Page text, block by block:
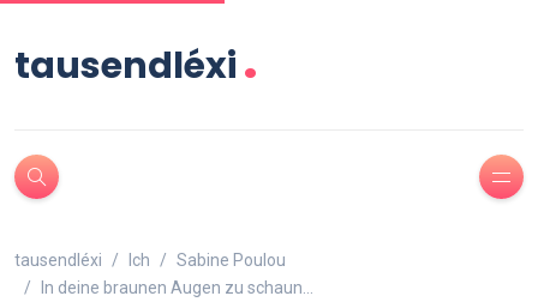
tausendléxi.
tausendléxi Ich
Sabine Poulou
In deine braunen Augen zu schaun…